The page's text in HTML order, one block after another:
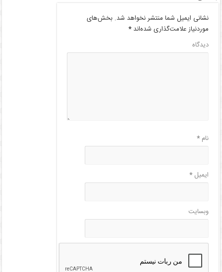
نشانی ایمیل شما منتشر نخواهد شد. بخش‌های
موردنیاز علامت‌گذاری شده‌اند*
دیدگاه
نام*
ایمیل*
وبسایت